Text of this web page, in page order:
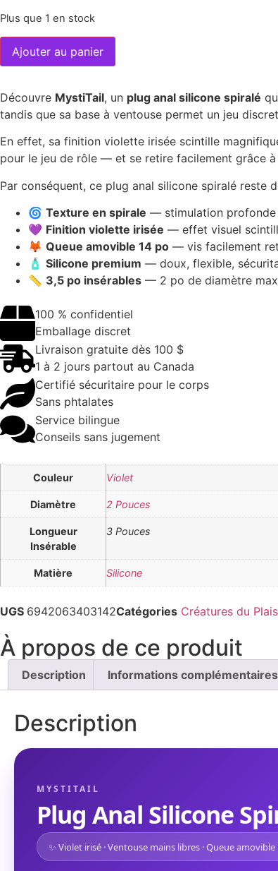
Plus que 1 en stock
Ajouter au panier
Découvre MystiTail, un plug anal silicone spiralé
tandis que sa base à ventouse permet un jeu
En effet, sa finition violette irisée scintille
pour le jeu de rôle — et se retire facilement grâce
Par conséquent, ce plug anal silicone spiralé
🌀 Texture en spirale — stimulation profonde
💜 Finition violette irisée — effet visuel
🦊 Queue amovible 14 po — vis facilement
🧴 Silicone premium — doux, flexible,
📏 3,5 po insérables — 2 po de diamètre max
100 % confidentiel
Emballage discret
Livraison gratuite dès 100 $
1 à 2 jours partout au Canada
Certifié sécuritaire pour le corps
Sans phtalates
Service bilingue
Conseils sans jugement
Couleur Violet
Diamètre 2 Pouces
Longueur
Insérable
3 Pouces
Matière Silicone
UGS 6942063403142Catégories Créatures du
À propos de ce produit
Description Informations complémentaires
Description
MYSTITAIL
Plug Anal Silicone
✨ Violet irisé · Ventouse mains libres · Queue amovible